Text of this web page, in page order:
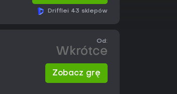
Drifflei 43 sklepów
Od:
Wkrótce
Zobacz grę